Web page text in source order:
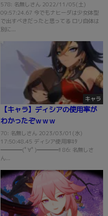
578: 名無しさん 2022/11/05(土)
09:57:24.67 今でもナヒーダは少女体型
で出すべきだったと思ってる ロリ自体は
別に...
キャラ
【キャラ】ディシアの使用率が
わかったぞｗｗｗ
70: 名無しさん 2023/03/01(水)
17:50:48.45 ディシア使用率ｷﾀ
━━━━(ﾟ∀ﾟ)━━━━!! 86: 名無しさ
ん...